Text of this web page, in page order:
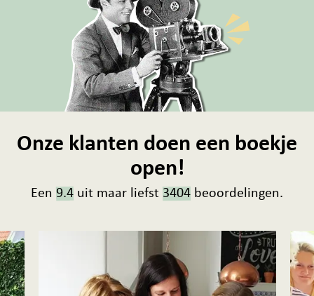
Onze klanten doen een boekje
open!
Een 9.4 uit maar liefst 3404 beoordelingen.